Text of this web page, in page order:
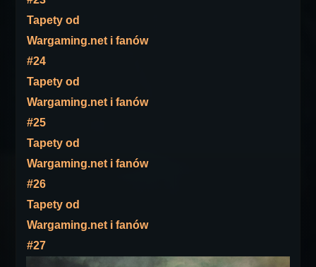
Tapety od
Wargaming.net i fanów
#24
Tapety od
Wargaming.net i fanów
#25
Tapety od
Wargaming.net i fanów
#26
Tapety od
Wargaming.net i fanów
#27